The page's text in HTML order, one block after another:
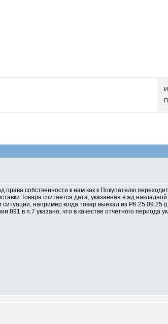
собственности к нам как к Покупателю
Товара считается дата, указанная в жд
например когда товар выехал из РК 25.09.25
в п.7 указано, что в качестве отчетного периода